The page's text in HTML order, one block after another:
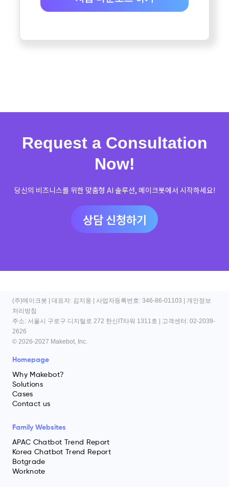
Request a Consultation
Now!
당신의 비즈니스를 위한 맞춤형 AI 솔루션, 메이크봇에서 시작하세요!
상담 신청하기
(주)메이크봇 | 대표자: 김지웅 | 사업자등록번호: 346-86-01103 | 개인정보
처리방침
주소: 서울시 구로구 디지털로 272 한신IT타워 1311호 | 고객센터: 02-2039-
2626
© 2026-2027 Makebot, Inc.
Homepage
Why Makebot?
Solutions
Cases
Contact us
Family Websites
APAC Chatbot Trend Report
Korea Chatbot Trend Report
Botgrade
Worknote